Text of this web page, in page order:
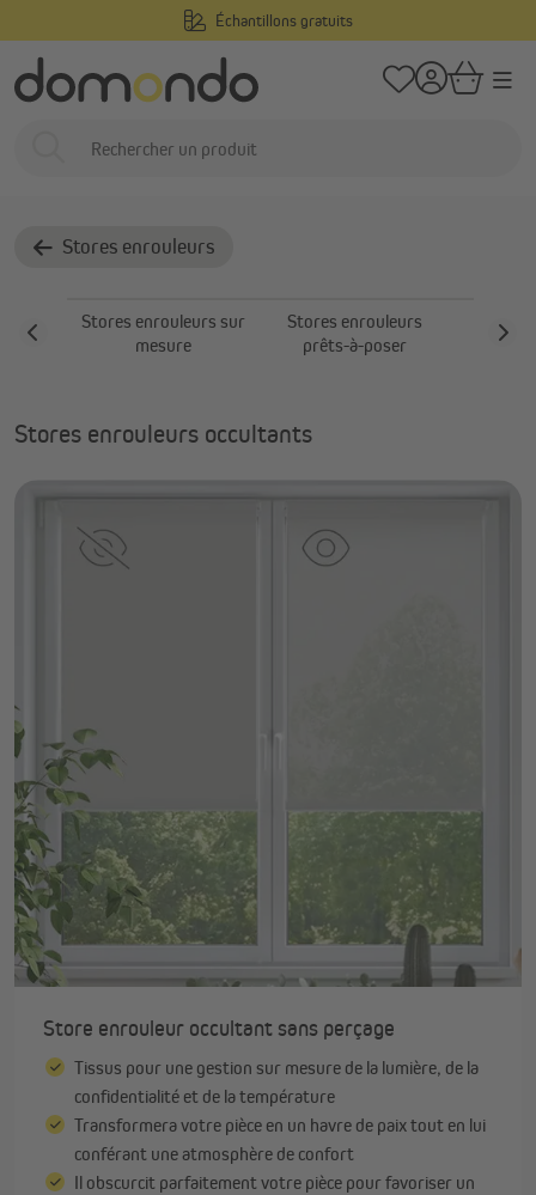
Échantillons gratuits
Stores enrouleurs
occultants
Stores enrouleurs
Stores enrouleurs sur
mesure
Stores enrouleurs
prêts-à-poser
Stores enrouleurs occultants
Store enrouleur occultant sans perçage
Tissus pour une gestion sur mesure de la lumière, de la
confidentialité et de la température
Transformera votre pièce en un havre de paix tout en lui
conférant une atmosphère de confort
Il obscurcit parfaitement votre pièce pour favoriser un